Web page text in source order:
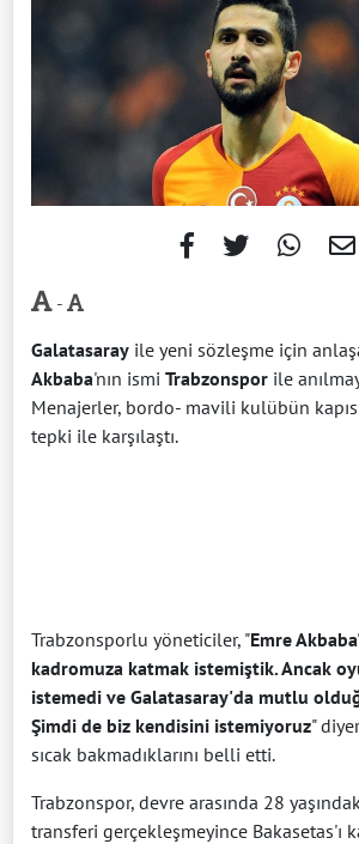
-
Galatasaray ile yeni sözleşme için
Akbaba'nın ismi Trabzonspor ile
Menajerler, bordo- mavili kulübün
tepki ile karşılaştı.
Trabzonsporlu yöneticiler, "Emre
kadromuza katmak istemiştik. Ancak
istemedi ve Galatasaray'da mutlu
Şimdi de biz kendisini istemiyoruz"
sıcak bakmadıklarını belli etti.
Trabzonspor, devre arasında 28
transferi gerçekleşmeyince Bakasetas'ı